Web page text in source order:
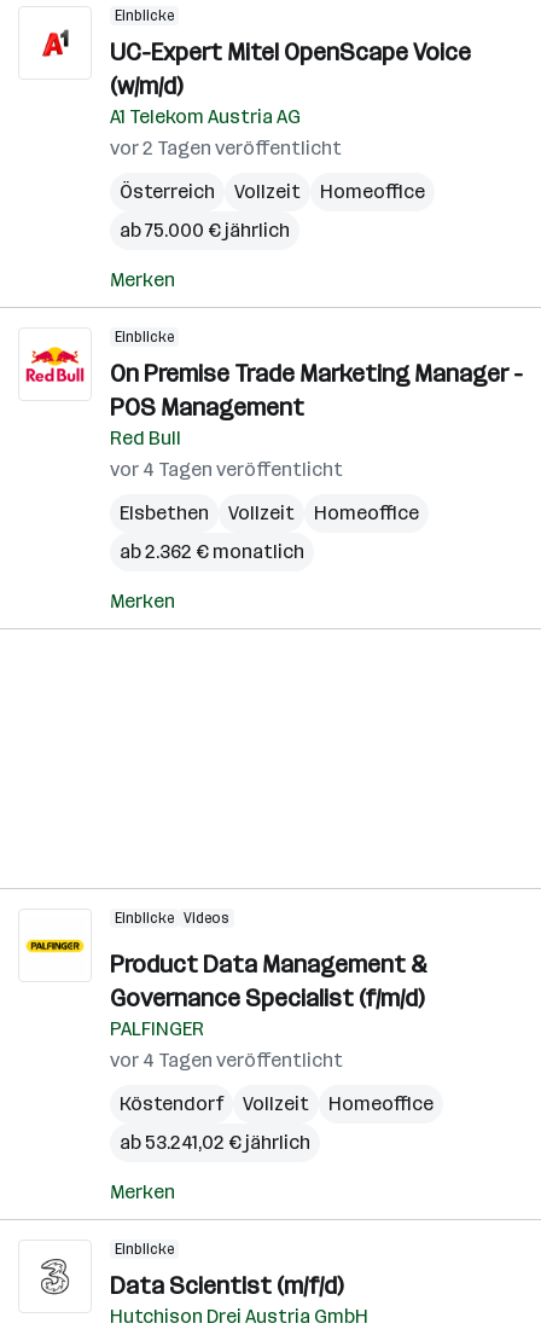
Einblicke
UC-Expert Mitel OpenScape Voice
(w/m/d)
A1 Telekom Austria AG
vor 2 Tagen veröffentlicht
Österreich
Vollzeit
Homeoffice
ab 75.000 € jährlich
Merken
Einblicke
On Premise Trade Marketing Manager -
POS Management
Red Bull
vor 4 Tagen veröffentlicht
Elsbethen
Vollzeit
Homeoffice
ab 2.362 € monatlich
Merken
Einblicke Videos
Product Data Management &
Governance Specialist (f/m/d)
PALFINGER
vor 4 Tagen veröffentlicht
Köstendorf
Vollzeit
Homeoffice
ab 53.241,02 € jährlich
Merken
Einblicke
Data Scientist (m/f/d)
Hutchison Drei Austria GmbH